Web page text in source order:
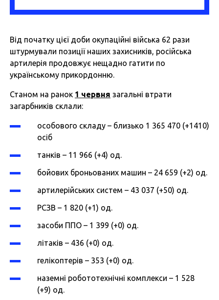
Від початку цієї доби окупаційні війська 62 рази
штурмували позиції наших захисників, російська
артилерія продовжує нещадно гатити по
українському прикордонню.
Станом на ранок 1 червня загальні втрати
загарбників склали:
особового складу – близько 1 365 470 (+1410)
осіб
танків – 11 966 (+4) од.
бойових броньованих машин – 24 659 (+2) од.
артилерійських систем – 43 037 (+50) од.
РСЗВ – 1 820 (+1) од.
засоби ППО – 1 399 (+0) од.
літаків – 436 (+0) од.
гелікоптерів – 353 (+0) од.
наземні робототехнічні комплекси – 1 528
(+9) од.